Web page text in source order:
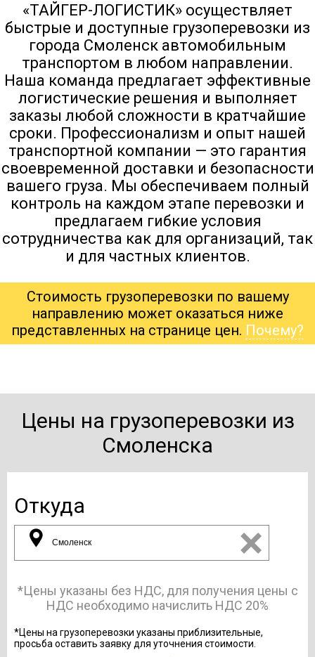
«ТАЙГЕР-ЛОГИСТИК» осуществляет
быстрые и доступные грузоперевозки из
города Смоленск автомобильным
транспортом в любом направлении.
Наша команда предлагает эффективные
логистические решения и выполняет
заказы любой сложности в кратчайшие
сроки. Профессионализм и опыт нашей
транспортной компании — это гарантия
своевременной доставки и безопасности
вашего груза. Мы обеспечиваем полный
контроль на каждом этапе перевозки и
предлагаем гибкие условия
сотрудничества как для организаций, так
и для частных клиентов.
Стоимость грузоперевозки по вашему
направлению может оказаться ниже
представленных на странице цен. Почему?
Цены на грузоперевозки из
Смоленска
Откуда
*Цены указаны без НДС, для получения цены с
НДС необходимо начислить НДС 20%
*Цены на грузоперевозки указаны приблизительные,
просьба оставить заявку для уточнения стоимости.